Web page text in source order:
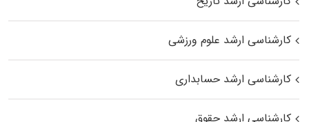
کارشناسی ارشد علوم ورزشی
کارشناسی ارشد حسابداری
کارشناسی ارشد حقوق